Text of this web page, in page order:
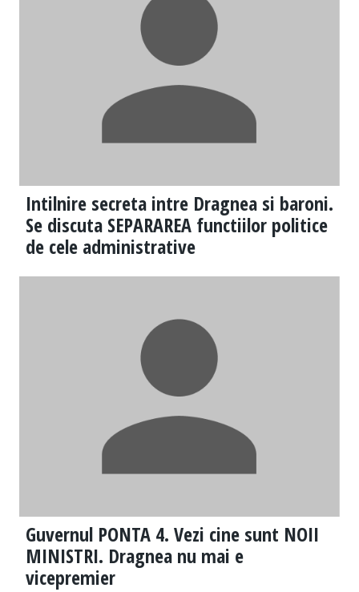
Intilnire secreta intre Dragnea si baroni.
Se discuta SEPARAREA functiilor politice
de cele administrative
Guvernul PONTA 4. Vezi cine sunt NOII
MINISTRI. Dragnea nu mai e
vicepremier